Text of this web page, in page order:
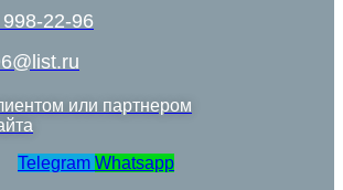
22-96
или партнером
Telegram Whatsapp